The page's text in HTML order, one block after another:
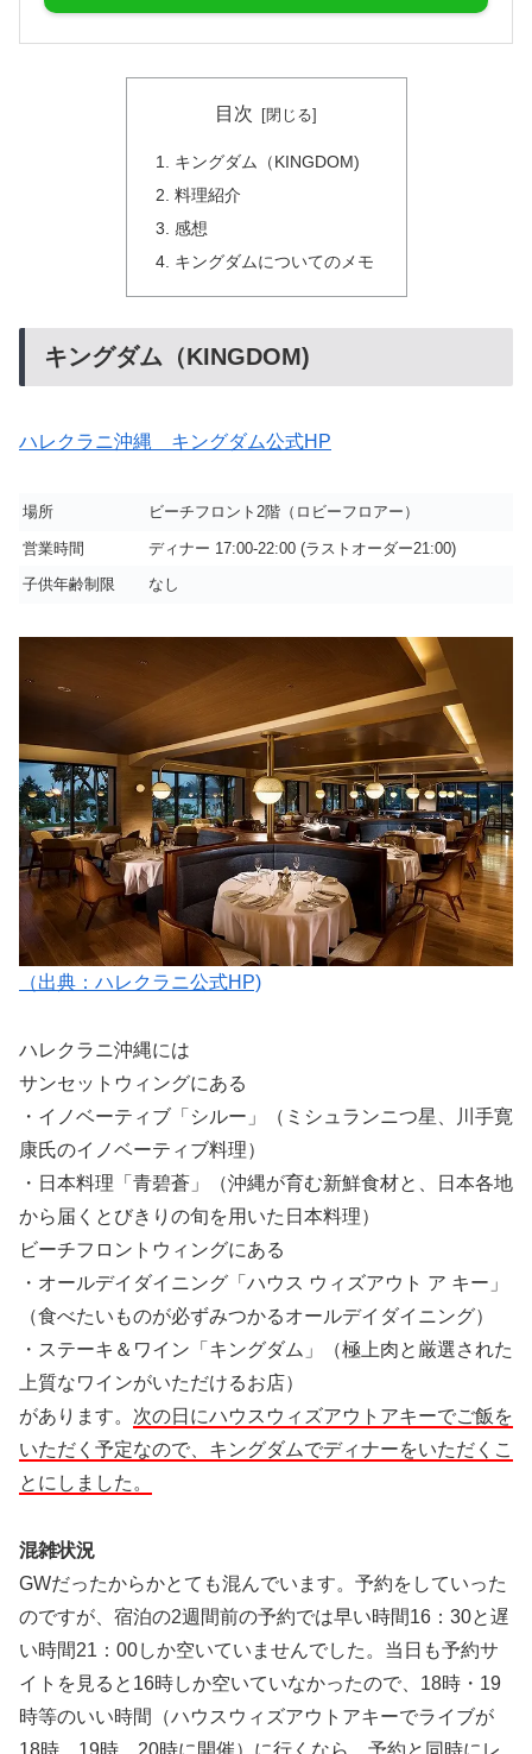
目次
キングダム（KINGDOM)
料理紹介
感想
キングダムについてのメモ
キングダム（KINGDOM)
ハレクラニ沖縄 キングダム公式HP
場所 ビーチフロント2階（ロビーフロアー）
営業時間
ディナー 17:00-22:00 (ラストオーダー21:00)
子供年齢制限
なし
（出典：ハレクラニ公式HP)
ハレクラニ沖縄には
サンセットウィングにある
・イノベーティブ「シルー」（ミシュランニつ星、川手寛
康氏のイノベーティブ料理）
・日本料理「青碧蒼」（沖縄が育む新鮮食材と、日本各地
から届くとびきりの旬を用いた日本料理）
ビーチフロントウィングにある
・オールデイダイニング「ハウス ウィズアウト ア キー」
（食べたいものが必ずみつかるオールデイダイニング）
・ステーキ＆ワイン「キングダム」（極上肉と厳選された
上質なワインがいただけるお店）
があります。 次の日にハウスウィズアウトアキーでご飯を
いただく予定なので、キングダムでディナーをいただくこ
とにしました。
混雑状況
GWだったからかとても混んでいます。予約をしていった
のですが、宿泊の2週間前の予約では早い時間16：30と遅
い時間21：00しか空いていませんでした。当日も予約サ
イトを見ると16時しか空いていなかったので、18時・19
時等のいい時間（ハウスウィズアウトアキーでライブが
18時、19時、20時に開催）に行くなら、予約と同時にレ